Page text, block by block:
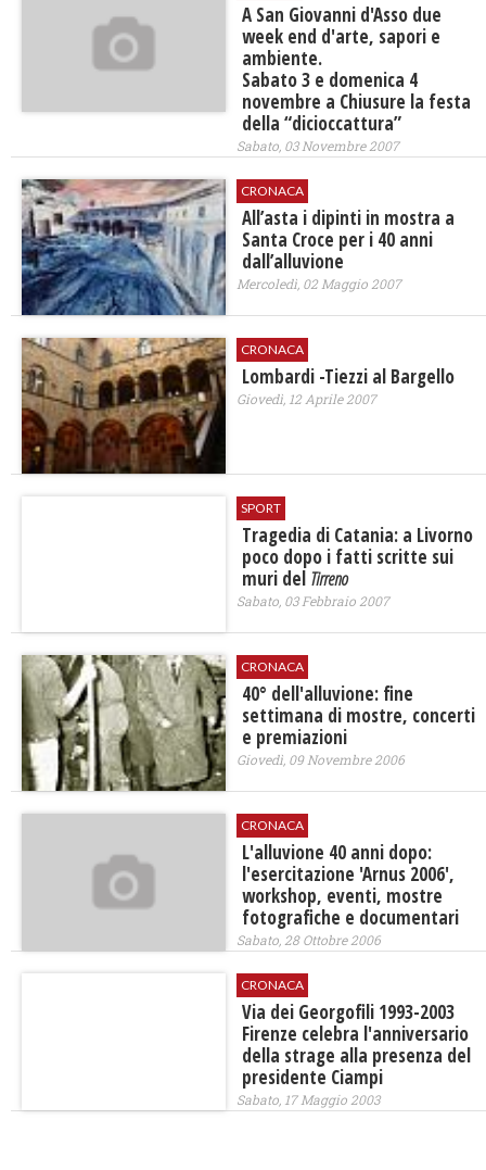
A San Giovanni d'Asso due
week end d'arte, sapori e
ambiente.
Sabato 3 e domenica 4
novembre a Chiusure la festa
della “dicioccattura”
Sabato, 03 Novembre 2007
CRONACA
All’asta i dipinti in mostra a
Santa Croce per i 40 anni
dall’alluvione
Mercoledì, 02 Maggio 2007
CRONACA
Lombardi -Tiezzi al Bargello
Giovedì, 12 Aprile 2007
SPORT
Tragedia di Catania: a Livorno
poco dopo i fatti scritte sui
muri del Tirreno
Sabato, 03 Febbraio 2007
CRONACA
40° dell'alluvione: fine
settimana di mostre, concerti
e premiazioni
Giovedì, 09 Novembre 2006
CRONACA
L'alluvione 40 anni dopo:
l'esercitazione 'Arnus 2006',
workshop, eventi, mostre
fotografiche e documentari
Sabato, 28 Ottobre 2006
CRONACA
Via dei Georgofili 1993-2003
Firenze celebra l'anniversario
della strage alla presenza del
presidente Ciampi
Sabato, 17 Maggio 2003